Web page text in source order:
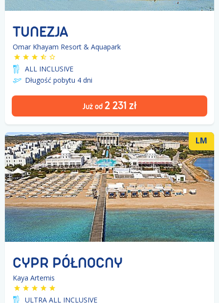
TUNEZJA
Omar Khayam Resort & Aquapark
ALL INCLUSIVE
Długość pobytu 4 dni
Już od 2 231 zł
LM
CYPR PÓŁNOCNY
Kaya Artemis
ULTRA ALL INCLUSIVE